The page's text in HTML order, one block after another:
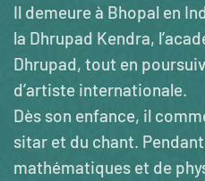
Il demeure à Bhopal en
la Dhrupad Kendra,
Dhrupad, tout en
d’artiste internationale.
Dès son enfance, il
sitar et du chant.
mathématiques et de